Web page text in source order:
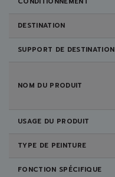
DESTINATION
SUPPORT DE DESTINATION
NOM DU PRODUIT
USAGE DU PRODUIT
TYPE DE PEINTURE
FONCTION SPÉCIFIQUE